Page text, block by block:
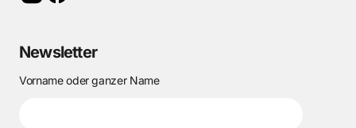
Newsletter
Vorname oder ganzer Name